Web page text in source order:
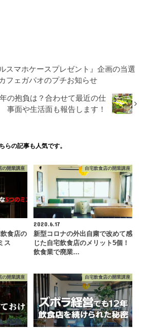
スマホケースプレゼント』企画の当選
フェガパオのプチお知らせ
の抱負は？合わせて最近の仕
事面や生活面も報告します！
らの記事も人気です。
の開業講座
食店の
ス
自宅飲食店の開業講座
2020.6.17
新型コロナの外出自粛で改めて感
じた自宅飲食店のメリット5個！
飲食業で廃業…
の開業講座 自宅飲食店の開業講座